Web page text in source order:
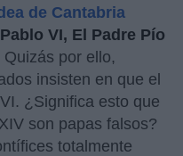
de Cantabria
VI, El Padre Pío
Quizás por ello,
insisten en que el
¿Significa esto que
son papas falsos?
totalmente